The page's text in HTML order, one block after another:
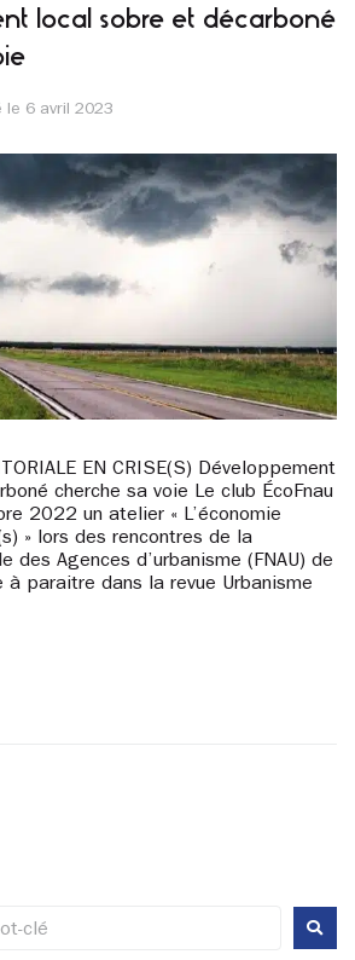
local sobre et décarboné
le 6 avril 2023
EN CRISE(S) Développement
cherche sa voie Le club ÉcoFnau
2022 un atelier « L’économie
» lors des rencontres de la
des Agences d’urbanisme (FNAU) de
à paraitre dans la revue Urbanisme